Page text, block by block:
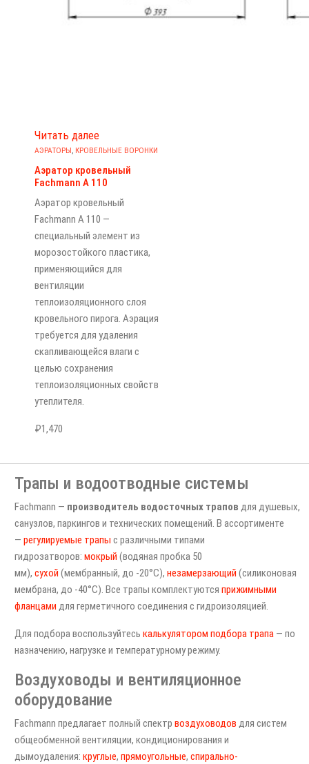
Читать далее
АЭРАТОРЫ, КРОВЕЛЬНЫЕ ВОРОНКИ
Аэратор кровельный
Fachmann А 110
Аэратор кровельный
Fachmann А 110 —
специальный элемент из
морозостойкого пластика,
применяющийся для
вентиляции
теплоизоляционного слоя
кровельного пирога. Аэрация
требуется для удаления
скапливающейся влаги с
целью сохранения
теплоизоляционных свойств
утеплителя.
₽1,470
Трапы и водоотводные системы
Fachmann — производитель водосточных трапов для душевых,
санузлов, паркингов и технических помещений. В ассортименте
—регулируемые трапы с различными типами
гидрозатворов:мокрый (водяная пробка 50
мм),сухой (мембранный, до -20°C),незамерзающий (силиконовая
мембрана, до -40°C). Все трапы комплектуютсяприжимными
фланцами для герметичного соединения с гидроизоляцией.
Для подбора воспользуйтеськалькулятором подбора трапа — по
назначению, нагрузке и температурному режиму.
Воздуховоды и вентиляционное
оборудование
Fachmann предлагает полный спектрвоздуховодов для систем
общеобменной вентиляции, кондиционирования и
дымоудаления:круглые,прямоугольные,спирально-